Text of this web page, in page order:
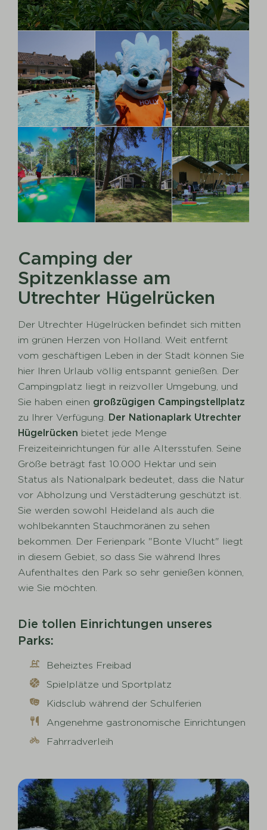
Camping der
Spitzenklasse am
Utrechter Hügelrücken
Der Utrechter Hügelrücken befindet sich mitten
im grünen Herzen von Holland. Weit entfernt
vom geschäftigen Leben in der Stadt können Sie
hier Ihren Urlaub völlig entspannt genießen. Der
Campingplatz liegt in reizvoller Umgebung, und
Sie haben einen großzügigen Campingstellplatz
zu Ihrer Verfügung. Der Nationaplark Utrechter
Hügelrücken bietet jede Menge
Freizeiteinrichtungen für alle Altersstufen. Seine
Größe beträgt fast 10.000 Hektar und sein
Status als Nationalpark bedeutet, dass die Natur
vor Abholzung und Verstädterung geschützt ist.
Sie werden sowohl Heideland als auch die
wohlbekannten Stauchmoränen zu sehen
bekommen. Der Ferienpark "Bonte Vlucht" liegt
in diesem Gebiet, so dass Sie während Ihres
Aufenthaltes den Park so sehr genießen können,
wie Sie möchten.
Die tollen Einrichtungen unseres
Parks:
Beheiztes Freibad
Spielplätze und Sportplatz
Kidsclub während der Schulferien
Angenehme gastronomische Einrichtungen
Fahrradverleih